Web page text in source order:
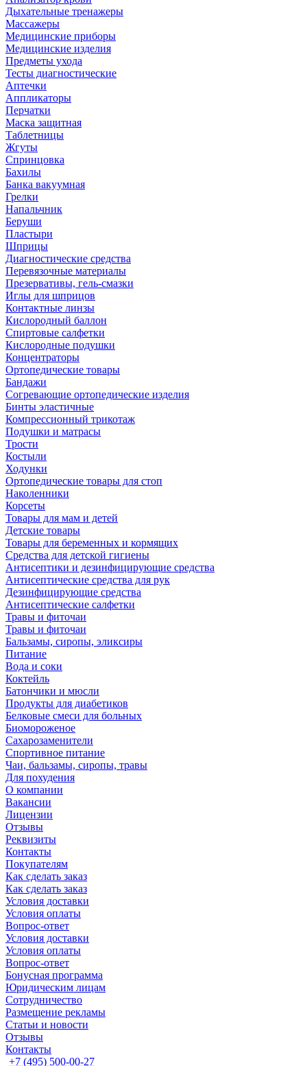
Дыхательные тренажеры
Массажеры
Медицинские приборы
Медицинские изделия
Предметы ухода
Тесты диагностические
Аптечки
Аппликаторы
Перчатки
Маска защитная
Таблетницы
Жгуты
Спринцовка
Бахилы
Банка вакуумная
Грелки
Напальчник
Беруши
Пластыри
Шприцы
Диагностические средства
Перевязочные материалы
Презервативы, гель-смазки
Иглы для шприцов
Контактные линзы
Кислородный баллон
Спиртовые салфетки
Кислородные подушки
Концентраторы
Ортопедические товары
Бандажи
Согревающие ортопедические изделия
Бинты эластичные
Компрессионный трикотаж
Подушки и матрасы
Трости
Костыли
Ходунки
Ортопедические товары для стоп
Наколенники
Корсеты
Товары для мам и детей
Детские товары
Товары для беременных и кормящих
Средства для детской гигиены
Антисептики и дезинфицирующие средства
Антисептические средства для рук
Дезинфицирующие средства
Антисептические салфетки
Травы и фиточаи
Травы и фиточаи
Бальзамы, сиропы, эликсиры
Питание
Вода и соки
Коктейль
Батончики и мюсли
Продукты для диабетиков
Белковые смеси для больных
Биомороженое
Сахарозаменители
Спортивное питание
Чаи, бальзамы, сиропы, травы
Для похудения
О компании
Вакансии
Лицензии
Отзывы
Реквизиты
Контакты
Покупателям
Как сделать заказ
Как сделать заказ
Условия доставки
Условия оплаты
Вопрос-ответ
Условия доставки
Условия оплаты
Вопрос-ответ
Бонусная программа
Юридическим лицам
Сотрудничество
Размещение рекламы
Статьи и новости
Отзывы
Контакты
+7 (495) 500-00-27